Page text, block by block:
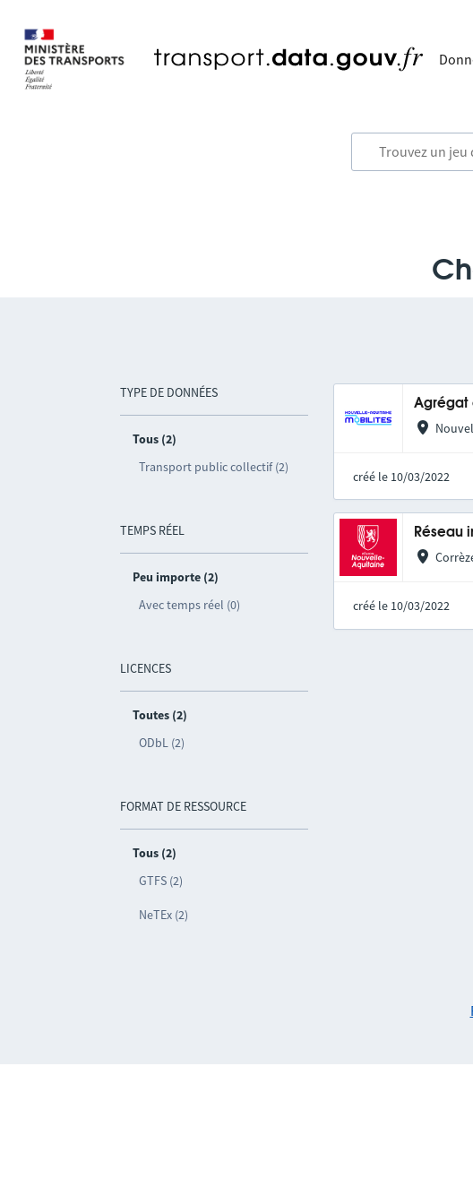
TYPE DE DONNÉES
Tous (2)
Transport public collectif (2)
TEMPS RÉEL
Peu importe (2)
Avec temps réel (0)
LICENCES
Toutes (2)
ODbL (2)
FORMAT DE RESSOURCE
Tous (2)
GTFS (2)
NeTEx (2)
Agrégat
créé le 10/03/2022
Réseau
créé le 10/03/2022